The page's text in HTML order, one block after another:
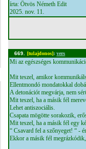
írta: Ötvös Németh Edit
2025. nov. 11.
669. [tulajdonos]: vers
Mi az egészséges
Mit teszel, amikor
Ellentmondó mondatokkal
A detonációt megvárja, nem
Mit teszel, ha a másik fél
Lehet antiszociális.
Csapata mögötte sorakozik,
Mit teszel, ha a másik fél egy
“ Csavard fel a szőnyeget! “ -
Ekkor a másik fél